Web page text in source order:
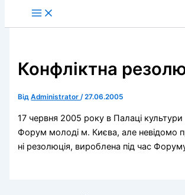
Конфліктна
ВідAdministrator/27.06.2005
17 червня 2005 року в Палаці
Форум молоді м. Києва, але невідомо
ні резолюція, вироблена під час